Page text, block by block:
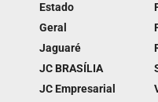
Estado
Geral
Jaguaré
JC BRASÍLIA
JC Empresarial